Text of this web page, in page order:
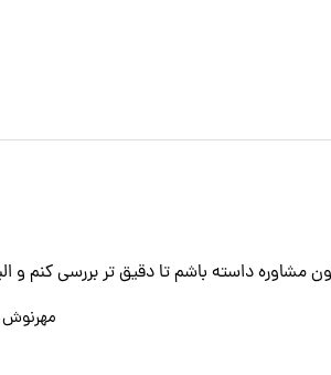
مشاوره داسته باشم تا دقیق تر بررسی کنم و